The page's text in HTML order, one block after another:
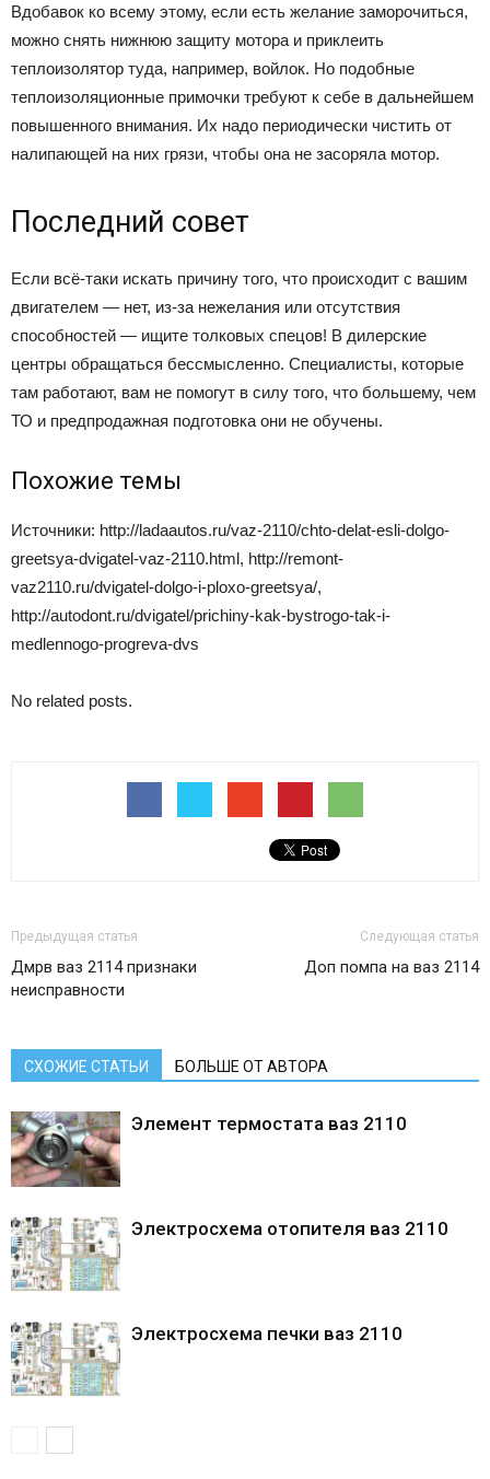
Вдобавок ко всему этому, если есть желание заморочиться,
можно снять нижнюю защиту мотора и приклеить
теплоизолятор туда, например, войлок. Но подобные
теплоизоляционные примочки требуют к себе в дальнейшем
повышенного внимания. Их надо периодически чистить от
налипающей на них грязи, чтобы она не засоряла мотор.
Последний совет
Если всё-таки искать причину того, что происходит с вашим
двигателем — нет, из-за нежелания или отсутствия
способностей — ищите толковых спецов! В дилерские
центры обращаться бессмысленно. Специалисты, которые
там работают, вам не помогут в силу того, что большему, чем
ТО и предпродажная подготовка они не обучены.
Похожие темы
Источники: http://ladaautos.ru/vaz-2110/chto-delat-esli-dolgo-
greetsya-dvigatel-vaz-2110.html, http://remont-
vaz2110.ru/dvigatel-dolgo-i-ploxo-greetsya/,
http://autodont.ru/dvigatel/prichiny-kak-bystrogo-tak-i-
medlennogo-progreva-dvs
No related posts.
Предыдущая статья
Дмрв ваз 2114 признаки
неисправности
Следующая статья
Доп помпа на ваз 2114
СХОЖИЕ СТАТЬИ БОЛЬШЕ ОТ АВТОРА
Элемент термостата ваз 2110
Электросхема отопителя ваз 2110
Электросхема печки ваз 2110